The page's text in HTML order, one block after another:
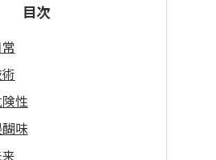
目次
性
味